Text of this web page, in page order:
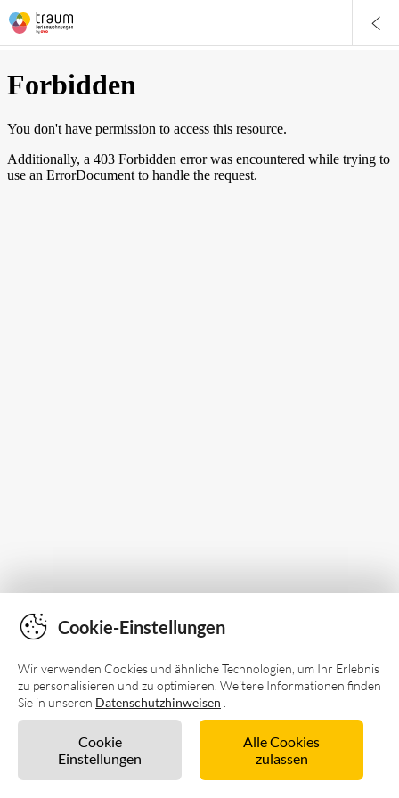
Unverbindlich anfragen
Cookie-Einstellungen
Wir verwenden Cookies und ähnliche Technologien, um Ihr Erlebnis
zu personalisieren und zu optimieren. Weitere Informationen finden
Sie in unseren Datenschutzhinweisen
Cookie
Einstellungen
Alle Cookies
zulassen